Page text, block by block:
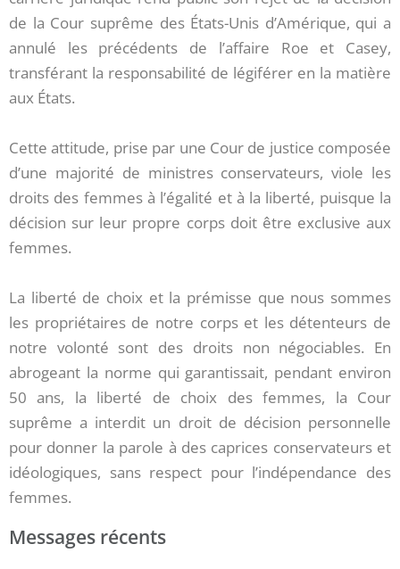
de la Cour suprême des États-Unis d’Amérique, qui a
annulé les précédents de l’affaire Roe et Casey,
transférant la responsabilité de légiférer en la matière
aux États.
Cette attitude, prise par une Cour de justice composée
d’une majorité de ministres conservateurs, viole les
droits des femmes à l’égalité et à la liberté, puisque la
décision sur leur propre corps doit être exclusive aux
femmes.
La liberté de choix et la prémisse que nous sommes
les propriétaires de notre corps et les détenteurs de
notre volonté sont des droits non négociables. En
abrogeant la norme qui garantissait, pendant environ
50 ans, la liberté de choix des femmes, la Cour
suprême a interdit un droit de décision personnelle
pour donner la parole à des caprices conservateurs et
idéologiques, sans respect pour l’indépendance des
femmes.
Messages récents